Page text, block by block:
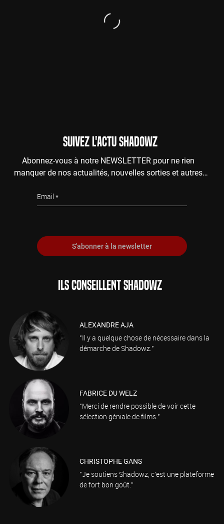
SUIVEZ L'ACTU SHADOWZ
Abonnez-vous à notre NEWSLETTER pour ne rien
manquer de nos actualités, nouvelles sorties et autres
Email
S'abonner à la newsletter
ILS CONSEILLENT SHADOWZ
ALEXANDRE AJA
"Il y a quelque chose de nécessaire dans la
démarche de Shadowz."
FABRICE DU WELZ
"Merci de rendre possible de voir cette
sélection géniale de films."
CHRISTOPHE GANS
"Je soutiens Shadowz, c'est une plateforme
de fort bon goût."